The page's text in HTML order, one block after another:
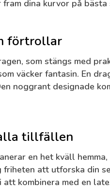
dina kurvor på
förtrollar
som stängs med
väcker fantasin. En
noggrant designade
tillfällen
en het kväll
friheten att utforska din
att kombinera med en